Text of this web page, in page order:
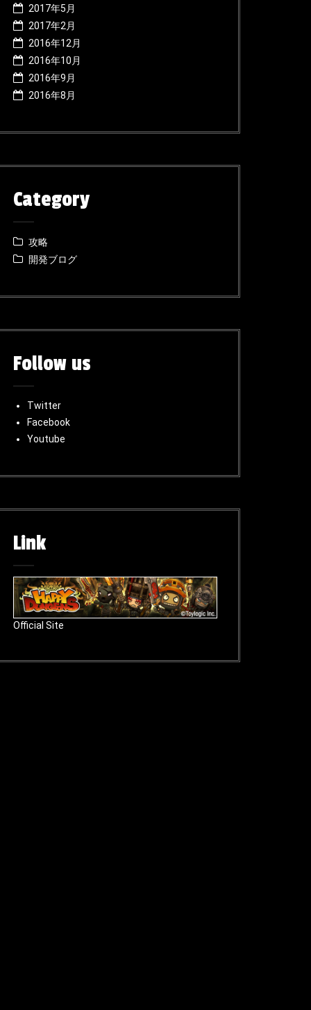
2017年5月
2017年2月
2016年12月
2016年10月
2016年9月
2016年8月
Category
攻略
開発ブログ
Follow us
Twitter
Facebook
Youtube
Link
Official Site